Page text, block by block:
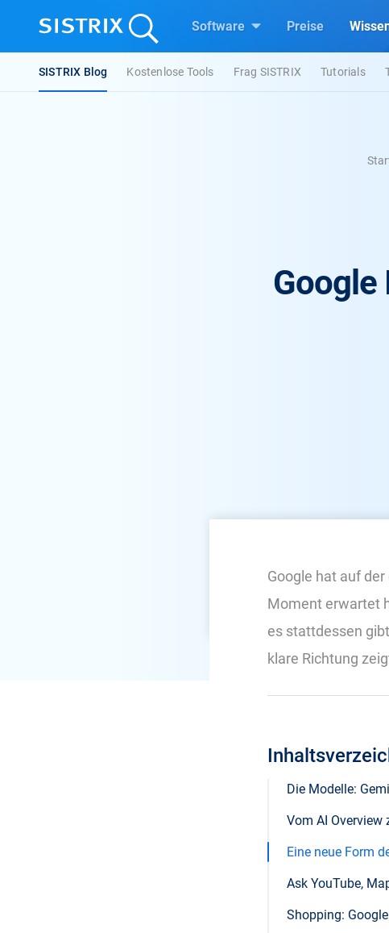
Software Preise
SISTRIX Blog Kostenlose Tools Frag SISTRIX Tutorials
Google
Google hat auf
Moment erwartet
es stattdessen
klare Richtung
Die Modelle:
Vom AI
Eine neue Form
Ask YouTube,
Shopping: